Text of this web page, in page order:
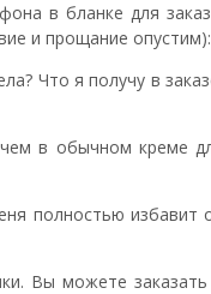
в бланке для
и прощание опустим):
Что я получу в
в обычном креме
полностью избавит
Вы можете